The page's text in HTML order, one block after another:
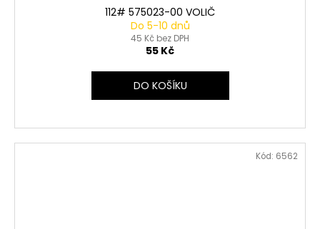
112# 575023-00 VOLIČ
Do 5-10 dnů
45 Kč bez DPH
55 Kč
DO KOŠÍKU
Kód: 6562